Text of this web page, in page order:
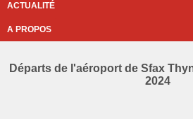
ACTUALITÉ
A PROPOS
Départs de l'aéroport de Sfax
2024